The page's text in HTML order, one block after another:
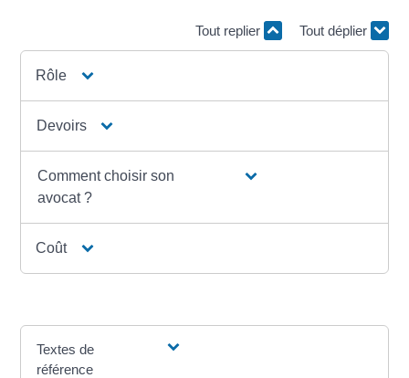
Tout replier Tout déplier
Rôle
Devoirs
Comment choisir son
avocat ?
Coût
Textes de
référence